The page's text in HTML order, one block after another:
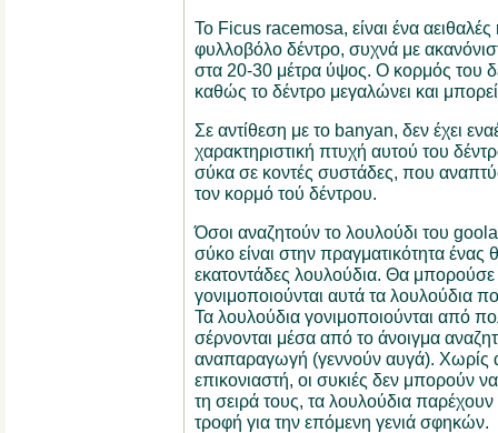
Το Ficus racemosa, είναι ένα
φυλλοβόλο δέντρο, συχνά με
στα 20-30 μέτρα ύψος. Ο κορμός του
καθώς το δέντρο μεγαλώνει και
Σε αντίθεση με το banyan, δεν έχει
χαρακτηριστική πτυχή αυτού του
σύκα σε κοντές συστάδες, που
τον κορμό τού δέντρου.
Όσοι αναζητούν το λουλούδι του
σύκο είναι στην πραγματικότητα ένας
εκατοντάδες λουλούδια. Θα
γονιμοποιούνται αυτά τα λουλούδια
Τα λουλούδια γονιμοποιούνται από
σέρνονται μέσα από το άνοιγμα
αναπαραγωγή (γεννούν αυγά). Χωρίς
επικονιαστή, οι συκιές δεν μπορούν
τη σειρά τους, τα λουλούδια
τροφή για την επόμενη γενιά σφηκών.